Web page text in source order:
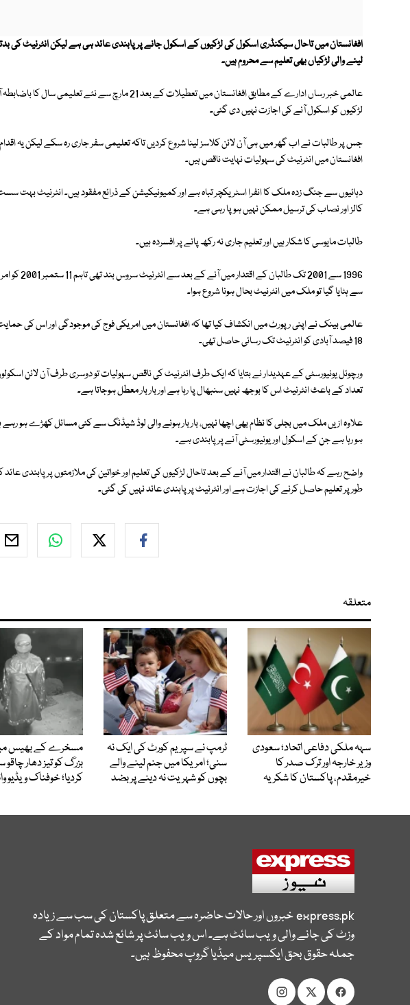
افغانستان میں تاحال سیکنڈری اسکول کی لڑکیوں کے اسکول جانے پر پابندی عائد ہی ہے لیکن انٹرنیٹ کی
لینے والی لڑکیاں بھی تعلیم سے محروم ہیں۔
عالمی خبر رساں ادارے کے مطابق افغانستان میں تعطیلات کے بعد 21
لڑکیوں کو اسکول آنے کی اجازت نہیں دی گئی۔
جس پر طالبات نے اب گھر میں ہی آن لائن کلاسز لینا شروع کردیں تاکہ تعلیمی سفر جاری رہ سکے لیکن یہ
افغانستان میں انٹرنیٹ کی سہولیات نہایت ناقص ہیں۔
دہائیوں سے جنگ زدہ ملک کا انفرا اسٹریکچر تباہ ہے اور کمیونیکیشن کے ذرائع مفقود ہیں۔ انٹرنیٹ
کالز اور نصاب کی ترسیل ممکن نہیں ہو پا رہی ہے۔
طالبات مایوسی کا شکار ہیں اور تعلیم جاری نہ رکھ پانے پر افسردہ ہیں۔
1996 سے 2001
سے ہٹایا گیا تو ملک میں انٹرنیٹ بحال ہونا شروع ہوا۔
عالمی بینک نے اپنی رپورٹ میں انکشاف کیا تھا کہ افغانستان میں امریکی فوج کی موجودگی اور اس کی
18 فیصد آبادی کو انٹرنیٹ تک رسائی حاصل تھی۔
ورچوئل یونیورسٹی کے عہدیدار نے بتایا کہ ایک طرف انٹرنیٹ کی ناقص سہولیات تو دوسری طرف آن لائن
تعداد کے باعث انٹرنیٹ اس کا بوجھ نہیں سنبھال پا رہا ہے اور بار بار معطل ہوجاتا ہے۔
علاوہ ازیں ملک میں بجلی کا نظام بھی اچھا نہیں، بار بار ہونے والی لوڈ شیڈنگ سے کئی مسائل کھڑے ہو
ہو رہا ہے جن کے اسکول اور یونیورسٹی آنے پر پابندی ہے۔
واضح رہے کہ طالبان نے اقتدار میں آنے کے بعد تاحال لڑکیوں کی تعلیم اور خواتین کی ملازمتوں پر پابندی عائد
طور پر تعلیم حاصل کرنے کی اجازت ہے اور انٹرنیٹ پر پابندی عائد نہیں کی گئی۔
متعلقہ
سہہ ملکی دفاعی اتحاد؛ سعودی
وزیر خارجہ اور ترک صدر کا
خیرمقدم، پاکستان کا شکریہ
ٹرمپ نے سپریم کورٹ کی ایک نہ
سنی؛ امریکا میں جنم لینے والے
بچوں کو شہریت نہ دینے پر بضد
مسخرے کے بھیس
بزرگ کو تیز دھار
کردیا؛ خوفناک ویڈیو
express.pkخبروں اور حالات حاضرہ سے متعلق پاکستان کی سب سے زیادہ
وزٹ کی جانے والی ویب سائٹ ہے۔ اس ویب سائٹ پر شائع شدہ تمام مواد کے
جملہ حقوق بحق ایکسپریس میڈیا گروپ محفوظ ہیں۔